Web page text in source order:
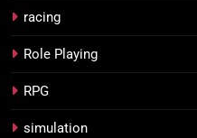
racing
Role Playing
RPG
simulation